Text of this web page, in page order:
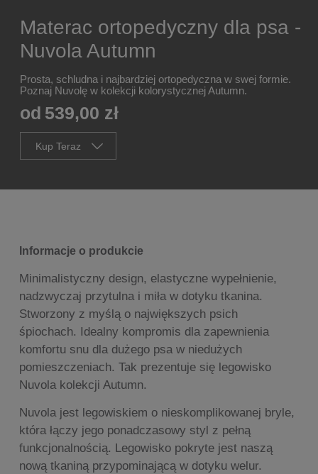
Materac ortopedyczny dla psa -
Nuvola Autumn
Prosta, schludna i najbardziej ortopedyczna w swej formie.
Poznaj Nuvolę w kolekcji kolorystycznej Autumn.
od 539,00 zł
Kup Teraz
Informacje o produkcie
Minimalistyczny design, elastyczne wypełnienie,
nadzwyczaj przytulna i miła w dotyku tkanina.
Stworzony z myślą o największych psich
śpiochach. Idealny kompromis dla zapewnienia
komfortu snu dla dużego psa w niedużych
pomieszczeniach. Tak prezentuje się legowisko
Nuvola kolekcji Autumn.
Nuvola jest legowiskiem o nieskomplikowanej bryle,
która łączy jego ponadczasowy styl z pełną
funkcjonalnością. Legowisko pokryte jest naszą
nową tkaniną przypominającą w dotyku welur.